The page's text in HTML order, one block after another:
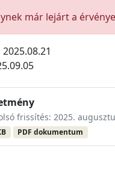
már lejárt a
2025.08.21
frissítés: 2025.
PDF dokumentum